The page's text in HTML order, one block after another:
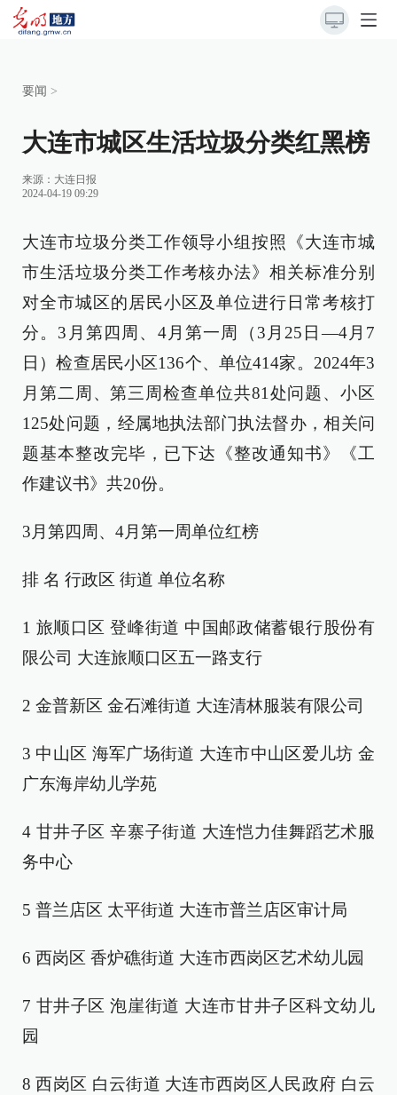
要闻 >
大连市城区生活垃圾分类红黑榜
来源： 大连日报
2024-04-19 09:29
大连市垃圾分类工作领导小组按照《大连市城
市生活垃圾分类工作考核办法》相关标准分别
对全市城区的居民小区及单位进行日常考核打
分。3月第四周、4月第一周（3月25日—4月7
日）检查居民小区136个、单位414家。2024年3
月第二周、第三周检查单位共81处问题、小区
125处问题，经属地执法部门执法督办，相关问
题基本整改完毕，已下达《整改通知书》《工
作建议书》共20份。
3月第四周、4月第一周单位红榜
排 名 行政区 街道 单位名称
1 旅顺口区 登峰街道 中国邮政储蓄银行股份有
限公司 大连旅顺口区五一路支行
2 金普新区 金石滩街道 大连清林服装有限公司
3 中山区 海军广场街道 大连市中山区爱儿坊 金
广东海岸幼儿学苑
4 甘井子区 辛寨子街道 大连恺力佳舞蹈艺术服
务中心
5 普兰店区 太平街道 大连市普兰店区审计局
6 西岗区 香炉礁街道 大连市西岗区艺术幼儿园
7 甘井子区 泡崖街道 大连市甘井子区科文幼儿
园
8 西岗区 白云街道 大连市西岗区人民政府 白云